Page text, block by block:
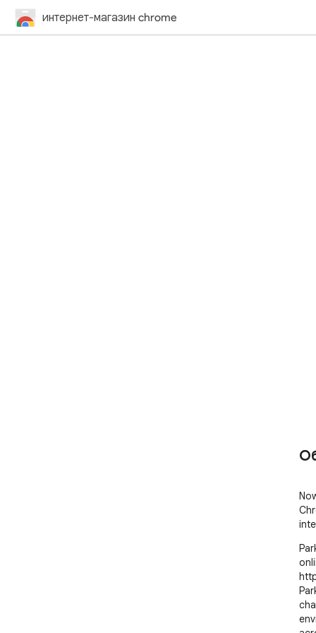
интернет-магазин chrome